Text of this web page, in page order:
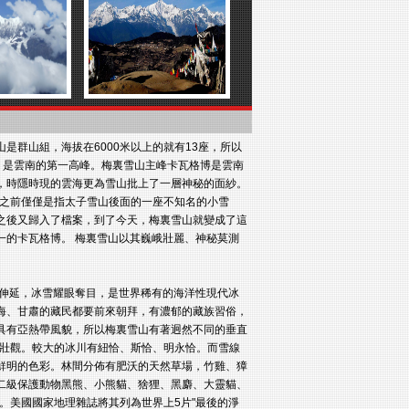
是群山組，海拔在6000米以上的就有13座，所以
雲南的第一高峰。梅裏雪山主峰卡瓦格博是雲南
隱時現的雲海更為雪山批上了一層神秘的面紗。
前僅僅是指太子雪山後面的一座不知名的小雪
又歸入了檔案，到了今天，梅裏雪山就變成了這
卡瓦格博。 梅裏雪山以其巍峨壯麗、神秘莫測
延，冰雪耀眼奪目，是世界稀有的海洋性現代冰
甘肅的藏民都要前來朝拜，有濃郁的藏族習俗，
亞熱帶風貌，所以梅裏雪山有著迥然不同的垂直
觀。較大的冰川有紐恰、斯恰、明永恰。而雪線
的色彩。林間分佈有肥沃的天然草場，竹雞、獐
保護動物黑熊、小熊貓、猞狸、黑麝、大靈貓、
美國國家地理雜誌將其列為世界上5片"最後的淨